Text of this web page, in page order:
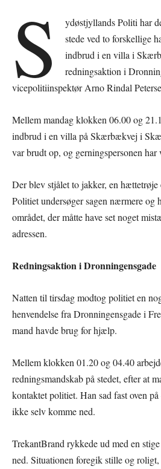
S
ydøstjyllands Politi har
stede ved to forskellige
indbrud i en villa i
redningsaktion i
vicepolitiinspektør Arno Rindal
Mellem mandag klokken 06.00 og
indbrud i en villa på Skærbækvej i
var brudt op, og gerningspersonen
Der blev stjålet to jakker, en hættetrøje
Politiet undersøger sagen nærmere og
området, der måtte have set noget
adressen.
Redningsaktion i Dronningensgade
Natten til tirsdag modtog politiet en
henvendelse fra Dronningensgade i
mand havde brug for hjælp.
Mellem klokken 01.20 og 04.40
redningsmandskab på stedet, efter at
kontaktet politiet. Han sad fast oven
ikke selv komme ned.
TrekantBrand rykkede ud med en
ned. Situationen foregik stille og